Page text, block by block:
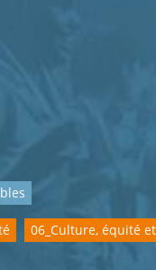
06_Culture, équité